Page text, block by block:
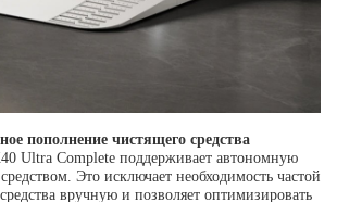
пополнение чистящего средства
Ultra Complete поддерживает автономную
Это исключает необходимость частой
вручную и позволяет оптимизировать